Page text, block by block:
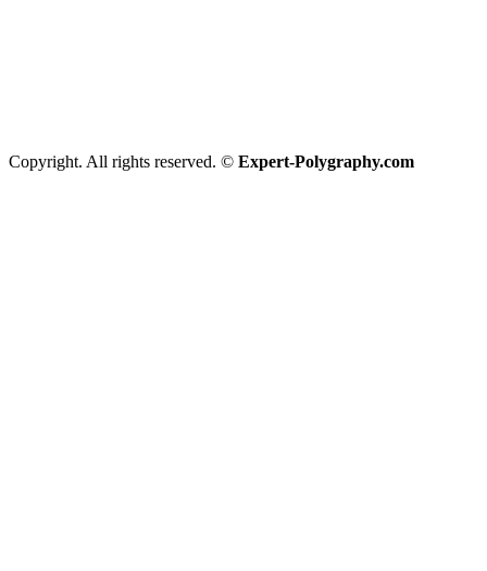
Copyright. All rights reserved. © Expert-Polygraphy.com